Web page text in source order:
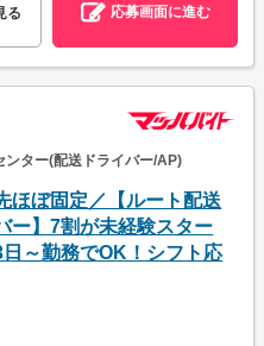
る 応募画面に進む
ンター(配送ドライバー/AP)
ほぼ固定／【ルート配送
ー】7割が未経験スター
日～勤務でOK！シフト応